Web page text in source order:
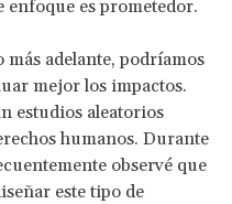
enfoque es prometedor.
más adelante, podríamos
mejor los impactos.
estudios aleatorios
humanos. Durante
observé que
este tipo de